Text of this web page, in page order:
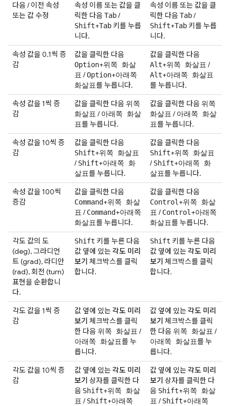
다음 / 이전 속성
또는 값 수정
속성 이름 또는 값을 클
릭한 다음Tab/
Shift+Tab 키를 누릅
니다.
속성 이름 또는 값을 클
릭한 다음Tab/
Shift+Tab 키를 누릅
니다.
속성 값을 0.1씩 증
감
값을 클릭한 다음
Option+위쪽 화살
표 /Option+아래쪽
화살표를 누릅니다.
값을 클릭한 다음
Alt+위쪽 화살표 /
Alt+아래쪽 화살표
를 누릅니다.
속성 값을 1씩 증
감
값을 클릭한 다음 위쪽
화살표 / 아래쪽 화살
표를 누릅니다.
값을 클릭한 다음 위쪽
화살표 / 아래쪽 화살
표를 누릅니다.
속성 값을 10씩 증
감
값을 클릭한 다음
Shift+위쪽 화살표
/ Shift+아래쪽 화
살표를 누릅니다.
값을 클릭한 다음
Shift+위쪽 화살표
/ Shift+아래쪽 화
살표를 누릅니다.
속성 값을 100씩
증감
값을 클릭한 다음
Command+위쪽 화살
표 / Command+아래쪽
화살표를 누릅니다.
값을 클릭한 다음
Control +위쪽 화살
표 / Control +아래쪽
화살표를 누릅니다.
각도 값의 도
(deg), 그라디언
트 (grad), 라디안
(rad), 회전 (turn)
표현을 순환합니
다.
Shift 키를 누른 다음
값 옆에 있는각도 미리
보기 체크박스를 클릭
합니다.
Shift 키를 누른 다음
값 옆에 있는각도 미리
보기 체크박스를 클릭
합니다.
각도 값을 1씩 증
감
값 옆에 있는각도 미리
보기 체크박스를 클릭
한 다음 위쪽 화살표 /
아래쪽 화살표를 누
릅니다.
값 옆에 있는각도 미리
보기 체크박스를 클릭
한 다음 위쪽 화살표 /
아래쪽 화살표를 누
릅니다.
각도 값을 10씩 증
감
값 옆에 있는각도 미리
보기 상자를 클릭한 다
음 Shift+위쪽 화살
표 / Shift+아래쪽
값 옆에 있는각도 미리
보기 상자를 클릭한 다
음 Shift+위쪽 화살
표 / Shift+아래쪽